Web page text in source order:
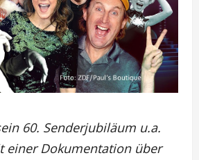
60. Senderjubiläum u.a.
einer Dokumentation über